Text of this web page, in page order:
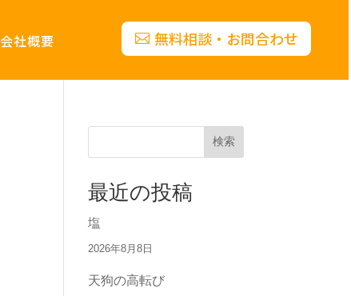
会社概要 無料相談・お問合わせ
検索
最近の投稿
塩
2026年8月8日
天狗の高転び